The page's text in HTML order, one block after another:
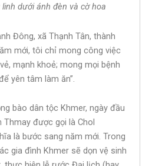
linh dưới ánh đèn và cờ hoa
Đông, xã Thạnh Tân, thành
mới, tôi chỉ mong công việc
mạnh khoẻ; mong mọi bệnh
yên tâm làm ăn”.
bào dân tộc Khmer, ngày đầu
Thmay được gọi là Chol
là bước sang năm mới. Trong
gia đình Khmer sẽ dọn vệ sinh